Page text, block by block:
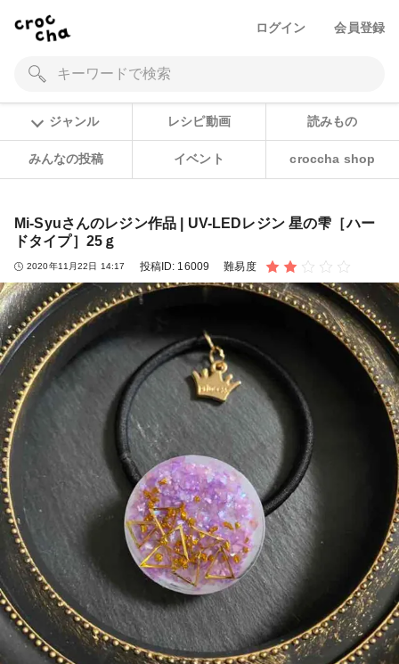
ログイン 会員登録
ジャンル レシピ動画 読みもの
みんなの投稿 イベント croccha shop
Mi-Syuさんのレジン作品 | UV-LEDレジン 星の雫［ハー
ドタイプ］25ｇ
2020年11月22日 14:17 投稿ID: 16009 難易度